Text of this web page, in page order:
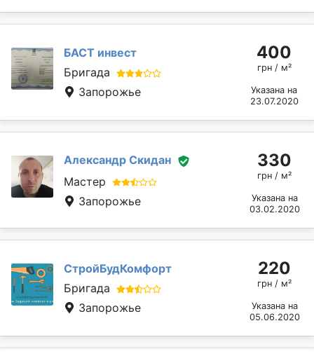
БАСТ инвест
Бригада
Запорожье
400
грн / м²
Указана на
23.07.2020
Александр Скидан
Мастер
Запорожье
330
грн / м²
Указана на
03.02.2020
СтройБудКомфорт
Бригада
Запорожье
220
грн / м²
Указана на
05.06.2020